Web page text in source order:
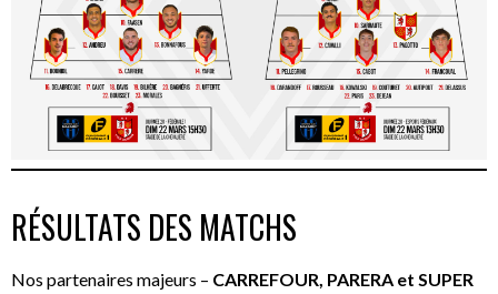
RÉSULTATS DES MATCHS
Nos partenaires majeurs – CARREFOUR, PARERA et SUPER